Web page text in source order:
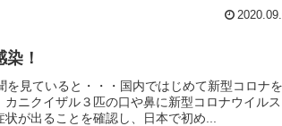
！
見ていると・・・国内ではじめて新型コロナ
ニクイザル３匹の口や鼻に新型コロナウイル
が出ることを確認し、日本で初め...